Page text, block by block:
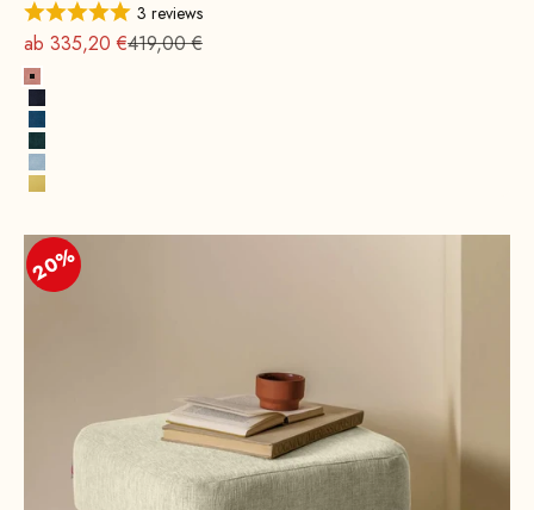
3 reviews
Angebot
ab 335,20 €Regulärer Preis
419,00 €
Rosa
Navyblau
Royalblau
Jägergrün
Eisblau
Zitronengelb
20%